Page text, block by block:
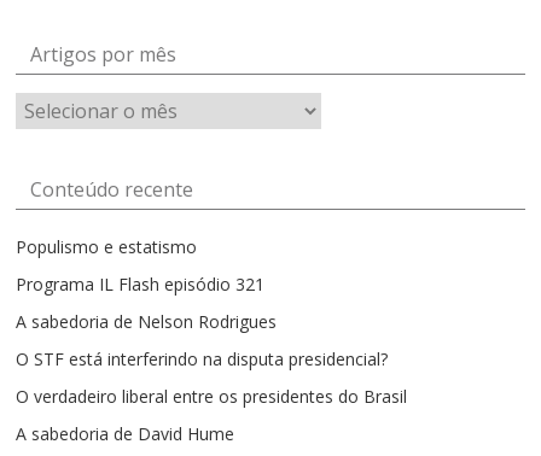
Artigos por mês
Artigos
por
Conteúdo recente
Populismo e estatismo
Programa IL Flash episódio 321
A sabedoria de Nelson Rodrigues
O STF está interferindo na disputa presidencial?
O verdadeiro liberal entre os presidentes do Brasil
A sabedoria de David Hume